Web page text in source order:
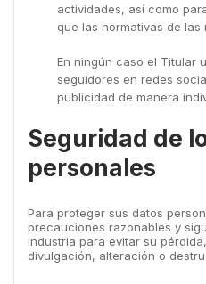
actividades, así como
que las normativas de
En ningún caso el Titular
seguidores en redes
publicidad de manera
Seguridad de
personales
Para proteger sus datos
precauciones razonables y
industria para evitar su
divulgación, alteración o